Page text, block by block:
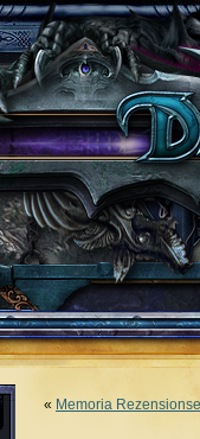
« Memoria